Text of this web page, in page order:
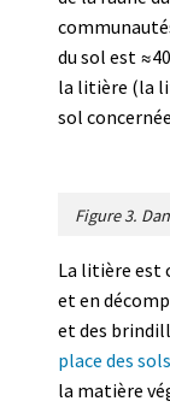
du sol est
la litière (la
sol
La litière est
et en
et des
place des
la matière